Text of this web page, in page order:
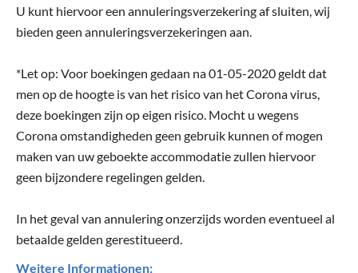
U kunt hiervoor een annuleringsverzekering af sluiten, wij
bieden geen annuleringsverzekeringen aan.
*Let op: Voor boekingen gedaan na 01-05-2020 geldt dat
men op de hoogte is van het risico van het Corona virus,
deze boekingen zijn op eigen risico. Mocht u wegens
Corona omstandigheden geen gebruik kunnen of mogen
maken van uw geboekte accommodatie zullen hiervoor
geen bijzondere regelingen gelden.
In het geval van annulering onzerzijds worden eventueel al
betaalde gelden gerestitueerd.
Weitere Informationen: